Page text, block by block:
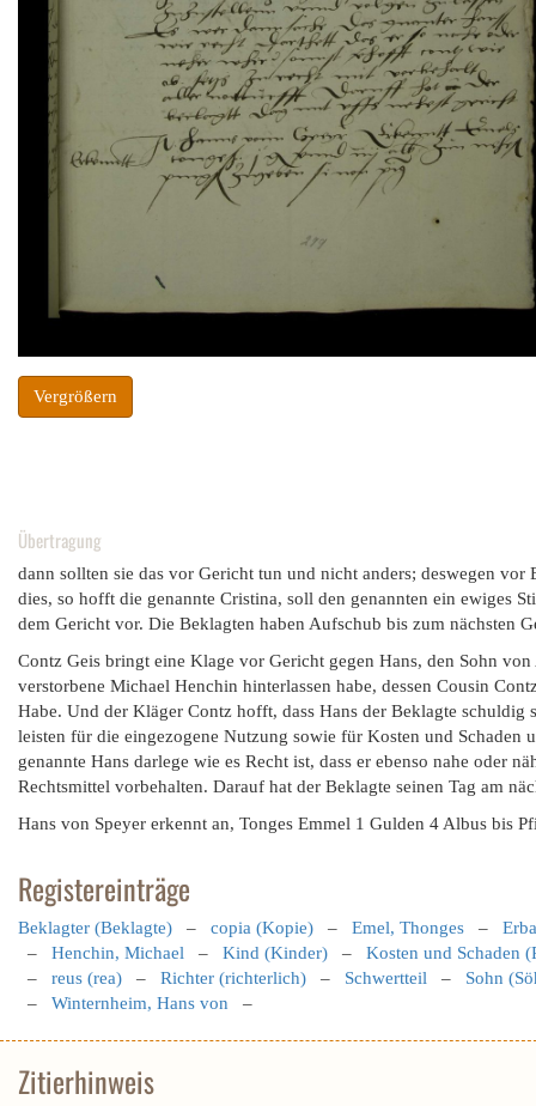
Vergrößern
Übertragung
dann sollten sie das vor Gericht tun und nicht anders; deswegen
dies, so hofft die genannte Cristina, soll den genannten ein ewiges
dem Gericht vor. Die Beklagten haben Aufschub bis zum nächsten
Contz Geis bringt eine Klage vor Gericht gegen Hans, den Sohn
verstorbene Michael Henchin hinterlassen habe, dessen Cousin
Habe. Und der Kläger Contz hofft, dass Hans der Beklagte
leisten für die eingezogene Nutzung sowie für Kosten und Schaden
genannte Hans darlege wie es Recht ist, dass er ebenso nahe oder
Rechtsmittel vorbehalten. Darauf hat der Beklagte seinen Tag am
Hans von Speyer erkennt an, Tonges Emmel 1 Gulden 4 Albus bis
Registereinträge
Beklagter (Beklagte) – copia (Kopie) – Emel, Thonges –
– Henchin, Michael – Kind (Kinder) – Kosten und Schaden
– reus (rea) – Richter (richterlich) – Schwertteil – Sohn
– Winternheim, Hans von –
Zitierhinweis